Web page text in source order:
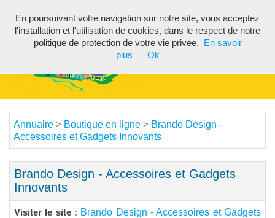
Annuaire > Boutique en ligne > Brando Design -
Accessoires et Gadgets Innovants
Brando Design - Accessoires et Gadgets
Innovants
Visiter le site : Brando Design - Accessoires et Gadgets
En poursuivant votre navigation sur notre site, vous acceptez
l'installation et l'utilisation de cookies, dans le respect de notre
politique de protection de votre vie privee.
En savoir
plus
Ok